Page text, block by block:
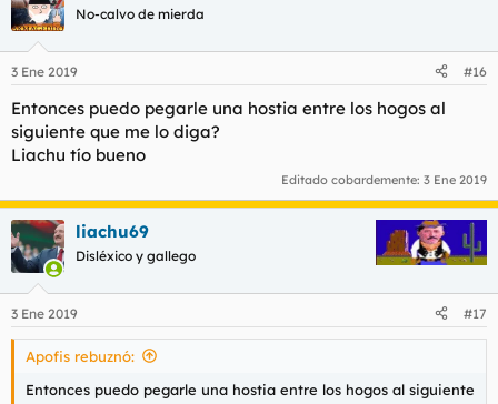
No-calvo de mierda
3 Ene 2019 #16
Entonces puedo pegarle una hostia entre los hogos al
siguiente que me lo diga?
Liachu tío bueno
Editado cobardemente: 3 Ene 2019
liachu69
Disléxico y gallego
3 Ene 2019 #17
Apofis rebuznó:
Entonces puedo pegarle una hostia entre los hogos al siguiente